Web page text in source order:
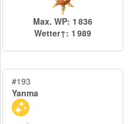
Max. WP: 1 836
Wetter↑: 1 989
#193
Yanma